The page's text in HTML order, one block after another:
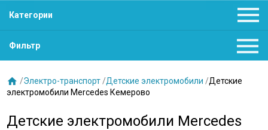
Категории 
Фильтр 
 /Электро-транспорт /Детские электромобили /Детские
электромобили Mercedes Кемерово
Детские электромобили Mercedes